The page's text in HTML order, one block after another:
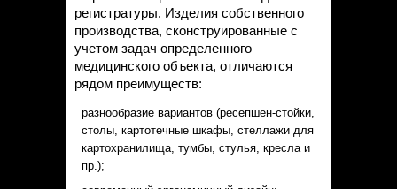
регистратуры. Изделия собственного
производства, сконструированные с
учетом задач определенного
медицинского объекта, отличаются
рядом преимуществ:
разнообразие вариантов (ресепшен-стойки,
столы, картотечные шкафы, стеллажи для
картохранилища, тумбы, стулья, кресла и
пр.);